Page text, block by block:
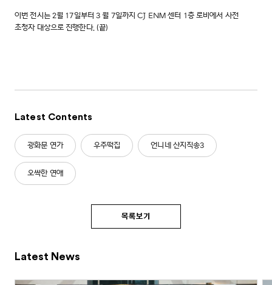
이번 전시는 2월 17일부터 3 월 7일까지 CJ ENM 센터 1층 로비에서 사전
초청자 대상으로 진행한다. (끝)
Latest Contents
광화문 연가 우주떡집 언니네 산지직송3
오싹한 연애
목록보기
Latest News